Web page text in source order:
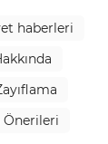
haberleri
Önerileri